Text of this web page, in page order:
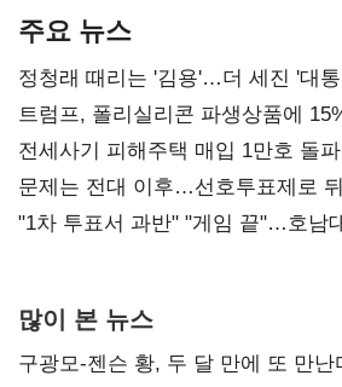
주요 뉴스
정청래 때리는 '김용'…더 세진 '대
트럼프, 폴리실리콘 파생상품에
재건"
전세사기 피해주택 매입 1만호 돌
4만278명
문제는 전대 이후…선호투표제로
불복'
"1차 투표서 과반" "게임 끝"…호남
많이 본 뉴스
구광모-젠슨 황, 두 달 만에 또 만